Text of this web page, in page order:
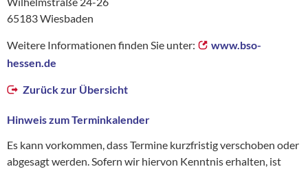
65183 Wiesbaden
Weitere Informationen finden Sie unter:
www.bso-
hessen.de
Zurück zur Übersicht
Hinweis zum Terminkalender
Es kann vorkommen, dass Termine kurzfristig verschoben oder
abgesagt werden. Sofern wir hiervon Kenntnis erhalten, ist